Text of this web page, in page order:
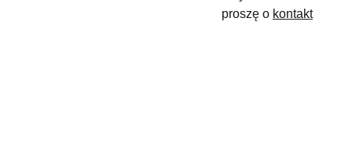
proszę o kontakt